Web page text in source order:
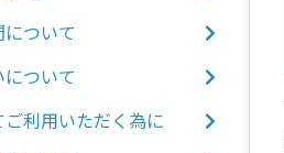
ついて
について
ご利用いただく為に